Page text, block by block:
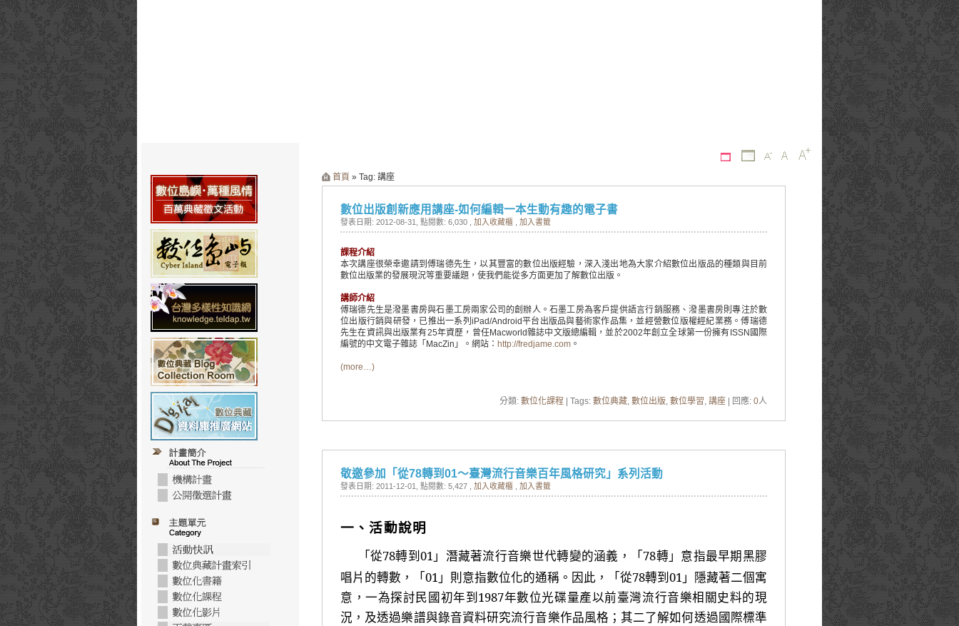
首頁 » Tag: 講座
數位出版創新應用講座-如何編輯一本生動有趣的電子書
發表日期: 2012-08-31 , 點閱數: 6,030 , 加入收藏櫃 加入書籤
課程介紹
本次講座很榮幸邀請到傅瑞德先生，以其豐富的數位出版經驗，深入淺出地為大家介紹數位出版品的種類與目前
數位出版業的發展現況等重要議題，使我們能從多方面更加了解數位出版。
講師介紹
傅瑞德先生是潑墨書房與石墨工房兩家公司的創辦人。石墨工房為客戶提供語言行銷服務、潑墨書房則專注於數
位出版行銷與研發，已推出一系列iPad/Android平台出版品與藝術家作品集，並經營數位版權經紀業務。傅瑞德
先生在資訊與出版業有25年資歷，曾任Macworld雜誌中文版總編輯，並於2002年創立全球第一份擁有ISSN國際
編號的中文電子雜誌「MacZin」。網站： http://fredjame.com 。
(more…)
分類: 數位化課程 | Tags: 數位典藏, 數位出版, 數位學習, 講座 | 回應: 0人
敬邀參加「從78轉到01～臺灣流行音樂百年風格研究」系列活動
發表日期: 2011-12-01 , 點閱數: 5,427 , 加入收藏櫃 加入書籤
一、活動說明
「從78轉到01」潛藏著流行音樂世代轉變的涵義，「78轉」意指最早期黑膠
唱片的轉數，「01」則意指數位化的通稱。因此，「從78轉到01」隱藏著二個寓
意，一為探討民國初年到1987年數位光碟量產以前臺灣流行音樂相關史料的現
況，及透過樂譜與錄音資料研究流行音樂作品風格；其二了解如何透過國際標準